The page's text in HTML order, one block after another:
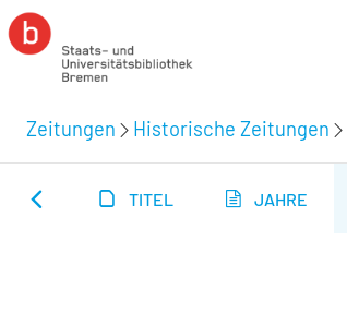
Zeitungen Historische Zeitungen
TITEL JAHRE